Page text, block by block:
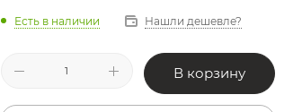
Есть в наличии Нашли дешевле?
В корзину